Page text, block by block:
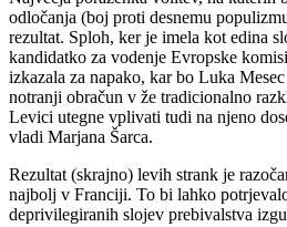
odločanja (boj proti desnemu
rezultat. Sploh, ker je imela kot edina
kandidatko za vodenje Evropske
izkazala za napako, kar bo Luka
notranji obračun v že tradicionalno
Levici utegne vplivati tudi na njeno
vladi Marjana Šarca.
Rezultat (skrajno) levih strank je
najbolj v Franciji. To bi lahko
deprivilegiranih slojev prebivalstva